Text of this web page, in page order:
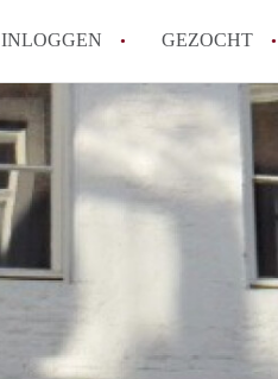
INLOGGEN GEZOCHT
How to translate
Wat is
Hoeveel kost het om te
Wat is de
Berekent
makelaarsvergoeding/
Alle veelgestelde vragen